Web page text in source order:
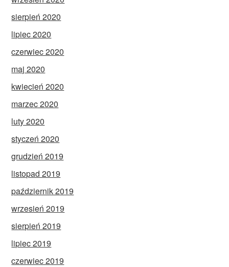
sierpień 2020
lipiec 2020
czerwiec 2020
maj 2020
kwiecień 2020
marzec 2020
luty 2020
styczeń 2020
grudzień 2019
listopad 2019
październik 2019
wrzesień 2019
sierpień 2019
lipiec 2019
czerwiec 2019